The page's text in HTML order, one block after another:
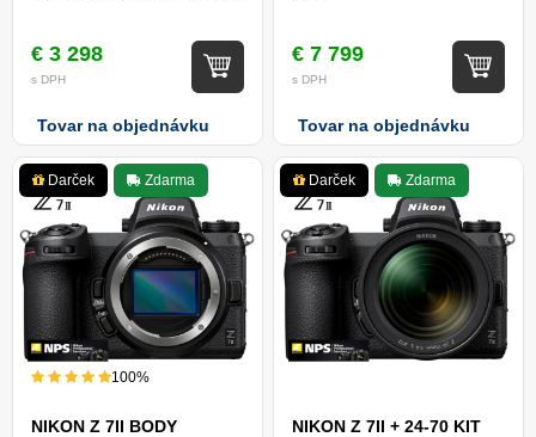
€ 3 298
s DPH
Tovar na objednávku
€ 7 799
s DPH
Tovar na objednávku
Darček Zdarma
100%
NIKON Z 7II BODY
Darček Zdarma
NIKON Z 7II + 24-70 KIT